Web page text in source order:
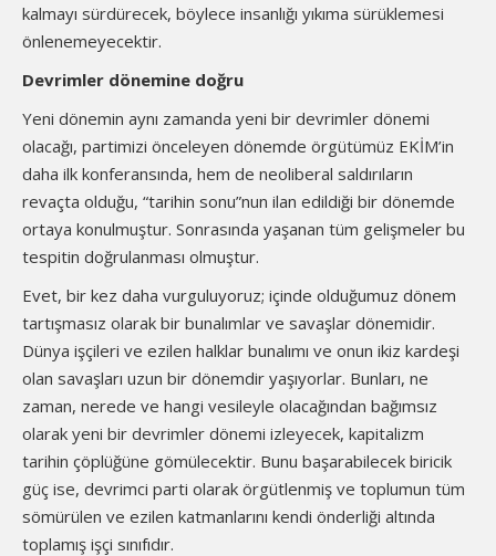
kalmayı sürdürecek, böylece insanlığı yıkıma sürüklemesi
önlenemeyecektir.
Devrimler dönemine doğru
Yeni dönemin aynı zamanda yeni bir devrimler dönemi
olacağı, partimizi önceleyen dönemde örgütümüz EKİM’in
daha ilk konferansında, hem de neoliberal saldırıların
revaçta olduğu, “tarihin sonu”nun ilan edildiği bir dönemde
ortaya konulmuştur. Sonrasında yaşanan tüm gelişmeler bu
tespitin doğrulanması olmuştur.
Evet, bir kez daha vurguluyoruz; içinde olduğumuz dönem
tartışmasız olarak bir bunalımlar ve savaşlar dönemidir.
Dünya işçileri ve ezilen halklar bunalımı ve onun ikiz kardeşi
olan savaşları uzun bir dönemdir yaşıyorlar. Bunları, ne
zaman, nerede ve hangi vesileyle olacağından bağımsız
olarak yeni bir devrimler dönemi izleyecek, kapitalizm
tarihin çöplüğüne gömülecektir. Bunu başarabilecek biricik
güç ise, devrimci parti olarak örgütlenmiş ve toplumun tüm
sömürülen ve ezilen katmanlarını kendi önderliği altında
toplamış işçi sınıfıdır.